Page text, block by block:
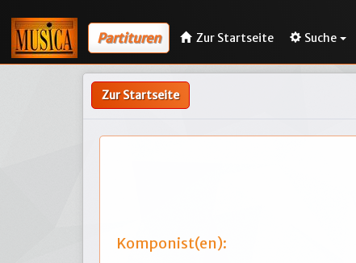
Partituren Zur Startseite Suche
Zur Startseite
Komponist(en):